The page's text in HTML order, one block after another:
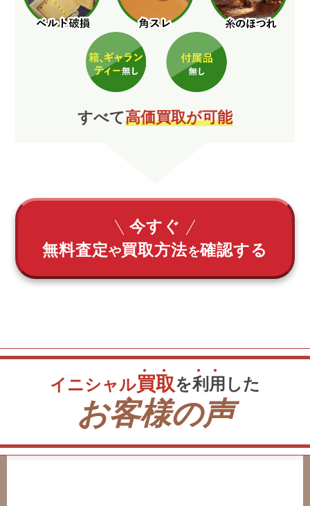
すべて高価買取が可能
今すぐ
無料査定や買取方法を確認する
イニシャル買取を利 用 した
お客様の声